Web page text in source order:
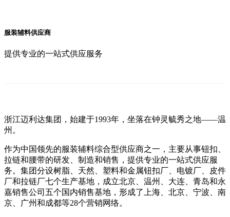
服装辅料供应商
提供专业的一站式供应服务
浙江迈利达集团，始建于1993年，坐落在钟灵毓秀之地——温
州。
作为中国领先的服装辅料综合型供应商之一，主要从事钮扣、
拉链和腰带的研发、制造和销售，提供专业的一站式供应服
务。集团分设树脂、天然、塑料和金属钮扣厂、电镀厂、皮件
厂和拉链厂七个生产基地，成立北京、温州、大连、青岛和永
嘉销售公司五个国内销售基地，形成了上海、北京、宁波、南
京、广州和成都等28个营销网络。